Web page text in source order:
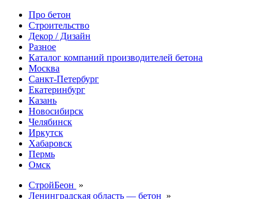
Про бетон
Строительство
Декор / Дизайн
Разное
Каталог компаний производителей бетона
Москва
Санкт-Петербург
Екатеринбург
Казань
Новосибирск
Челябинск
Иркутск
Хабаровск
Пермь
Омск
СтройБеон »
Ленинградская область — бетон »